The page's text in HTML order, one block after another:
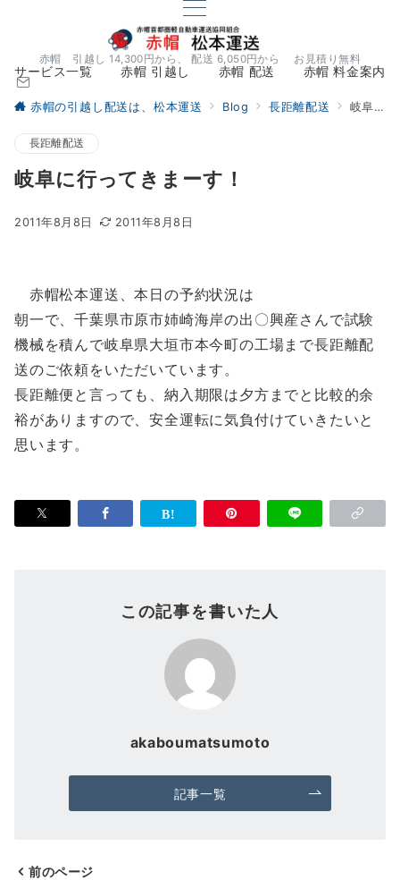
赤帽 引越し 14,300円から、 配送 6,050円から お見積り無料
サービス一覧 赤帽 引越し 赤帽 配送 赤帽 料金案内
赤帽の引越し配送は、松本運送 Blog 長距離配送 岐阜に行ってきまーす！
長距離配送
岐阜に行ってきまーす！
2011年8月8日 2011年8月8日
赤帽松本運送、本日の予約状況は
朝一で、千葉県市原市姉崎海岸の出〇興産さんで試験
機械を積んで岐阜県大垣市本今町の工場まで長距離配
送のご依頼をいただいています。
長距離便と言っても、納入期限は夕方までと比較的余
裕がありますので、安全運転に気負付けていきたいと
思います。
この記事を書いた人
akaboumatsumoto
記事一覧
前のページ